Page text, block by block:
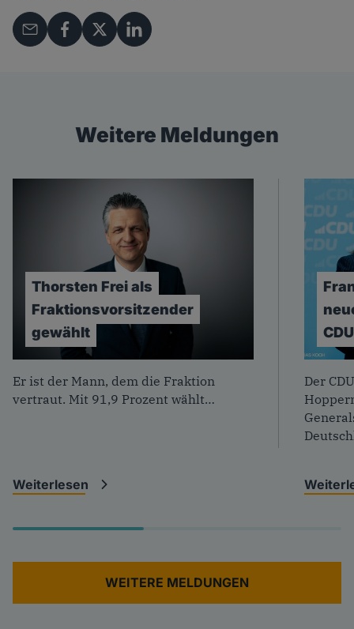
Weitere Meldungen
Thorsten Freials
Fraktionsvorsitzender
gewählt
Er ist der Mann, dem die Fraktion
vertraut. Mit 91,9 Prozent wählt…
Weiterlesen
CDU
Der
WEITERE MELDUNGEN